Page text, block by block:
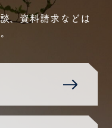
、資料請求などは